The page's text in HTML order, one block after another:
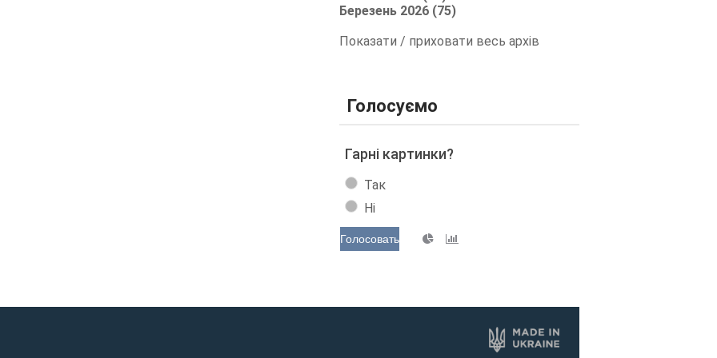
Березень 2026 (75)
Показати / приховати весь архів
Голосуємо
Гарні картинки?
Так
Ні
Голосовать